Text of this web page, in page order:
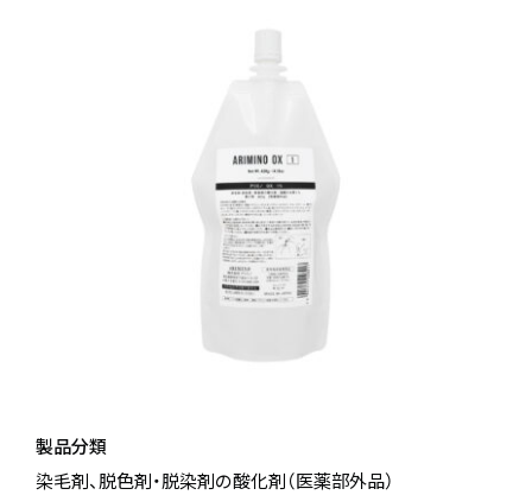
製品分類
染毛剤、脱色剤・脱染剤の酸化剤（医薬部外品）